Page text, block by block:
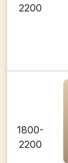
2200
1800-
2200